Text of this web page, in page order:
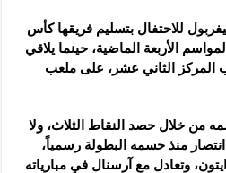
للاحتفال بتسليم فريقها كأس
الأربعة الماضية، حينما يلاقي
الثاني عشر، على ملعب
من خلال حصد النقاط الثلاث، ولا
منذ حسمه البطولة رسمياً،
وتعادل مع آرسنال في مبارياته